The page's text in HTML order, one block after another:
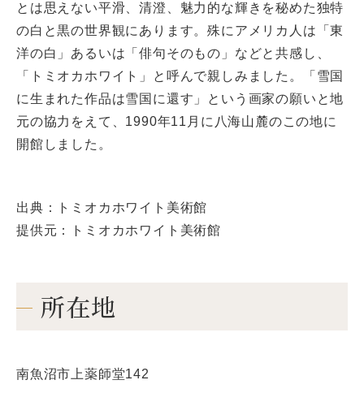
とは思えない平滑、清澄、魅力的な輝きを秘めた独特
の白と黒の世界観にあります。殊にアメリカ人は「東
洋の白」あるいは「俳句そのもの」などと共感し、
「トミオカホワイト」と呼んで親しみました。「雪国
に生まれた作品は雪国に還す」という画家の願いと地
元の協力をえて、1990年11月に八海山麓のこの地に
開館しました。
出典：トミオカホワイト美術館
提供元：トミオカホワイト美術館
所在地
南魚沼市上薬師堂142